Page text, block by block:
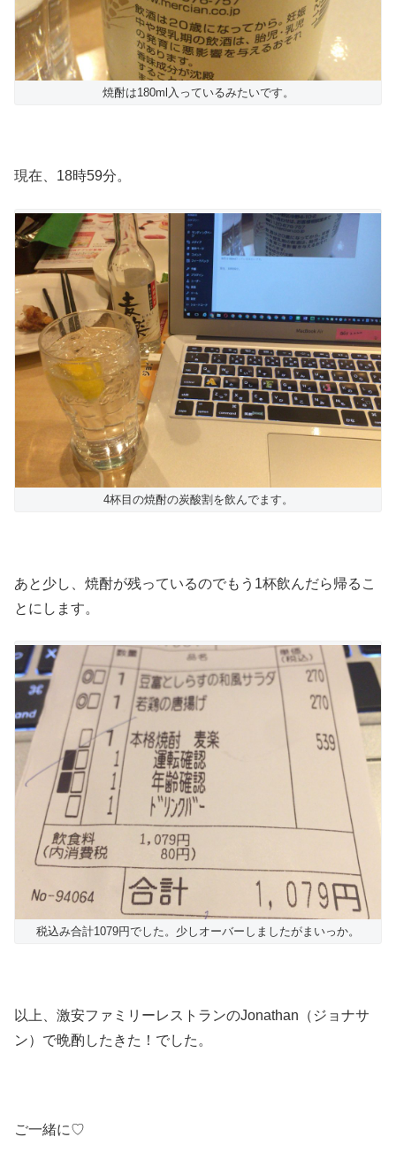
焼酎は180ml入っているみたいです。
現在、18時59分。
4杯目の焼酎の炭酸割を飲んでます。
あと少し、焼酎が残っているのでもう1杯飲んだら帰るこ
とにします。
税込み合計1079円でした。少しオーバーしましたがまいっか。
以上、激安ファミリーレストランのJonathan（ジョナサ
ン）で晩酌したきた！でした。
ご一緒に♡